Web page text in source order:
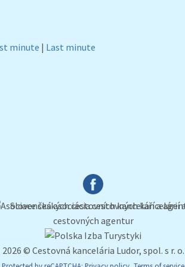
minute | Last minute
2026 © Cestovná kancelária Ludor, spol. s r. o.